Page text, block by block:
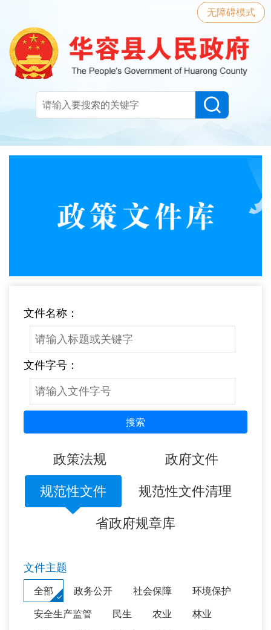
无障碍模式
文件名称：
文件字号：
搜索
政策法规 政府文件
规范性文件 规范性文件清理
省政府规章库
文件主题
全部 政务公开 社会保障
环境保护
安全生产监管
民生 农业
林业